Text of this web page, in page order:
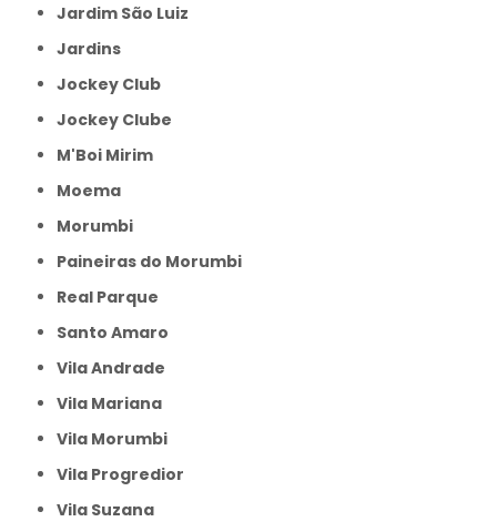
Jardim São Luiz
Jardins
Jockey Club
Jockey Clube
M'Boi Mirim
Moema
Morumbi
Paineiras do Morumbi
Real Parque
Santo Amaro
Vila Andrade
Vila Mariana
Vila Morumbi
Vila Progredior
Vila Suzana